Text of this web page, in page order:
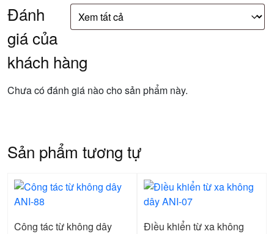
Đánh
giá của
khách hàng
Chưa có đánh giá nào cho sản phẩm này.
Sản phẩm tương tự
Công tác từ không dây
Điều khiển từ xa không